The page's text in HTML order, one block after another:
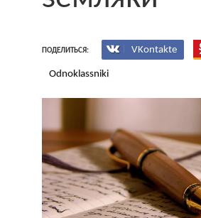
ПОДЕЛИТЬСЯ: VKontakte
Odnoklassniki